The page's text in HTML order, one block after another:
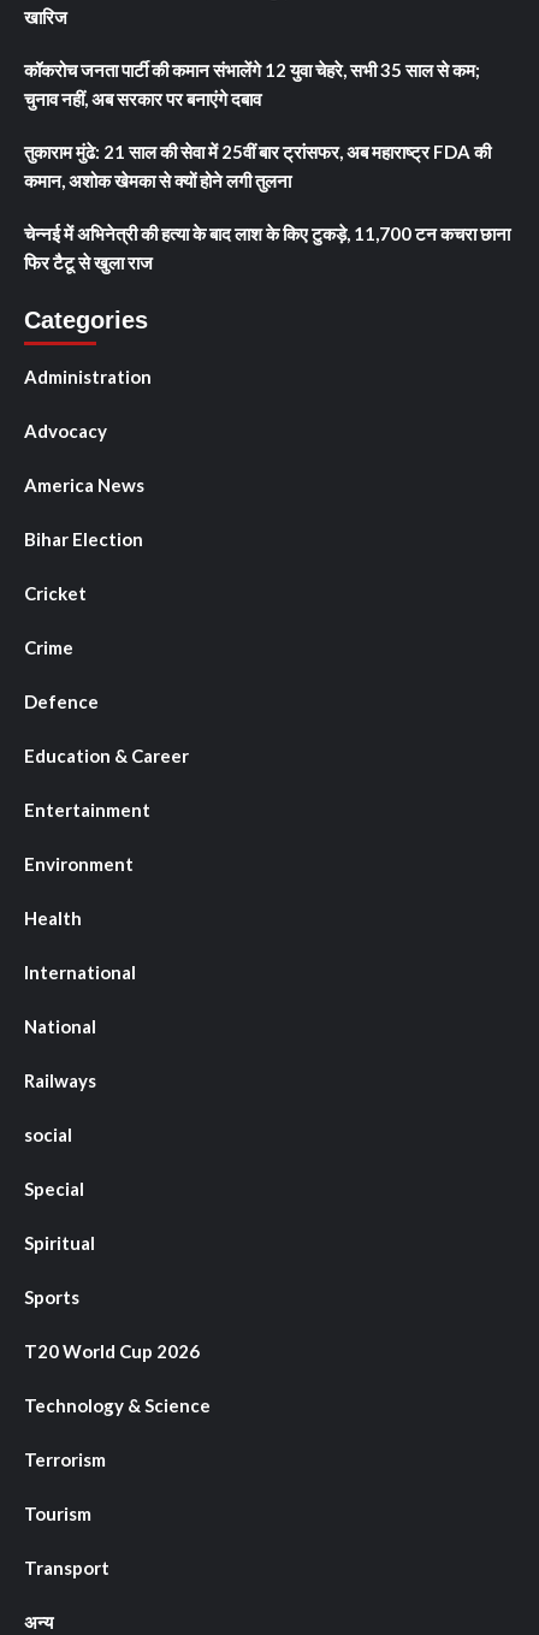
खारिज
कॉकरोच जनता पार्टी की कमान संभालेंगे 12 युवा चेहरे, सभी 35 साल से कम;
चुनाव नहीं, अब सरकार पर बनाएंगे दबाव
तुकाराम मुंढे: 21 साल की सेवा में 25वीं बार ट्रांसफर, अब महाराष्ट्र FDA की
कमान, अशोक खेमका से क्यों होने लगी तुलना
चेन्नई में अभिनेत्री की हत्या के बाद लाश के किए टुकड़े, 11,700 टन कचरा छाना
फिर टैटू से खुला राज
Categories
Administration
Advocacy
America News
Bihar Election
Cricket
Crime
Defence
Education & Career
Entertainment
Environment
Health
International
National
Railways
social
Special
Spiritual
Sports
T20 World Cup 2026
Technology & Science
Terrorism
Tourism
Transport
अन्य